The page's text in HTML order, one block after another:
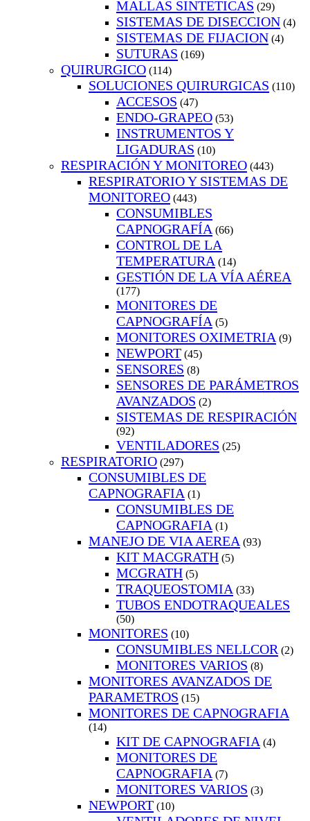
MALLAS SINTETICAS (29)
SISTEMAS DE DISECCION (4)
SISTEMAS DE FIJACION (4)
SUTURAS (169)
QUIRURGICO (114)
SOLUCIONES QUIRURGICAS (110)
ACCESOS (47)
ENDO-GRAPEO (53)
INSTRUMENTOS Y
LIGADURAS (10)
RESPIRACIÓN Y MONITOREO (443)
RESPIRATORIO Y SISTEMAS DE
MONITOREO (443)
CONSUMIBLES
CAPNOGRAFÍA (66)
CONTROL DE LA
TEMPERATURA (14)
GESTIÓN DE LA VÍA AÉREA
(177)
MONITORES DE
CAPNOGRAFÍA (5)
MONITORES OXIMETRIA (9)
NEWPORT (45)
SENSORES (8)
SENSORES DE PARÁMETROS
AVANZADOS (2)
SISTEMAS DE RESPIRACIÓN
(92)
VENTILADORES (25)
RESPIRATORIO (297)
CONSUMIBLES DE
CAPNOGRAFIA (1)
CONSUMIBLES DE
CAPNOGRAFIA (1)
MANEJO DE VIA AEREA (93)
KIT MACGRATH (5)
MCGRATH (5)
TRAQUEOSTOMIA (33)
TUBOS ENDOTRAQUEALES
(50)
MONITORES (10)
CONSUMIBLES NELLCOR (2)
MONITORES VARIOS (8)
MONITORES AVANZADOS DE
PARAMETROS (15)
MONITORES DE CAPNOGRAFIA
(14)
KIT DE CAPNOGRAFIA (4)
MONITORES DE
CAPNOGRAFIA (7)
MONITORES VARIOS (3)
NEWPORT (10)